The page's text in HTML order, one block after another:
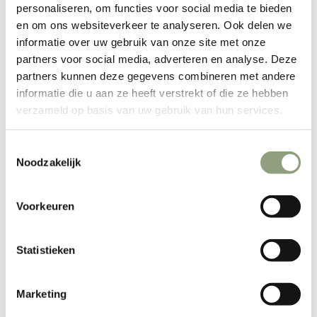
personaliseren, om functies voor social media te bieden
en om ons websiteverkeer te analyseren. Ook delen we
informatie over uw gebruik van onze site met onze
partners voor social media, adverteren en analyse. Deze
partners kunnen deze gegevens combineren met andere
informatie die u aan ze heeft verstrekt of die ze hebben
verzameld op basis van uw gebruik van hun services.
Noodzakelijk
Voorkeuren
Statistieken
Marketing
combustible pour une
flexibilité de cuisson maximale
Commencez au bois ou au
charbon de bois ou au gaz avec
le brûleur à gaz Ooni (vendu
Atteint 500°C (950°F) en 15
minutes, pour une pizza fraîche
cuite sur pierre en seulement 60
secondes.